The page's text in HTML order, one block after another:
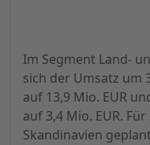
Im Segment Land-
sich der Umsatz um
auf 13,9 Mio. EUR
auf 3,4 Mio. EUR.
Skandinavien